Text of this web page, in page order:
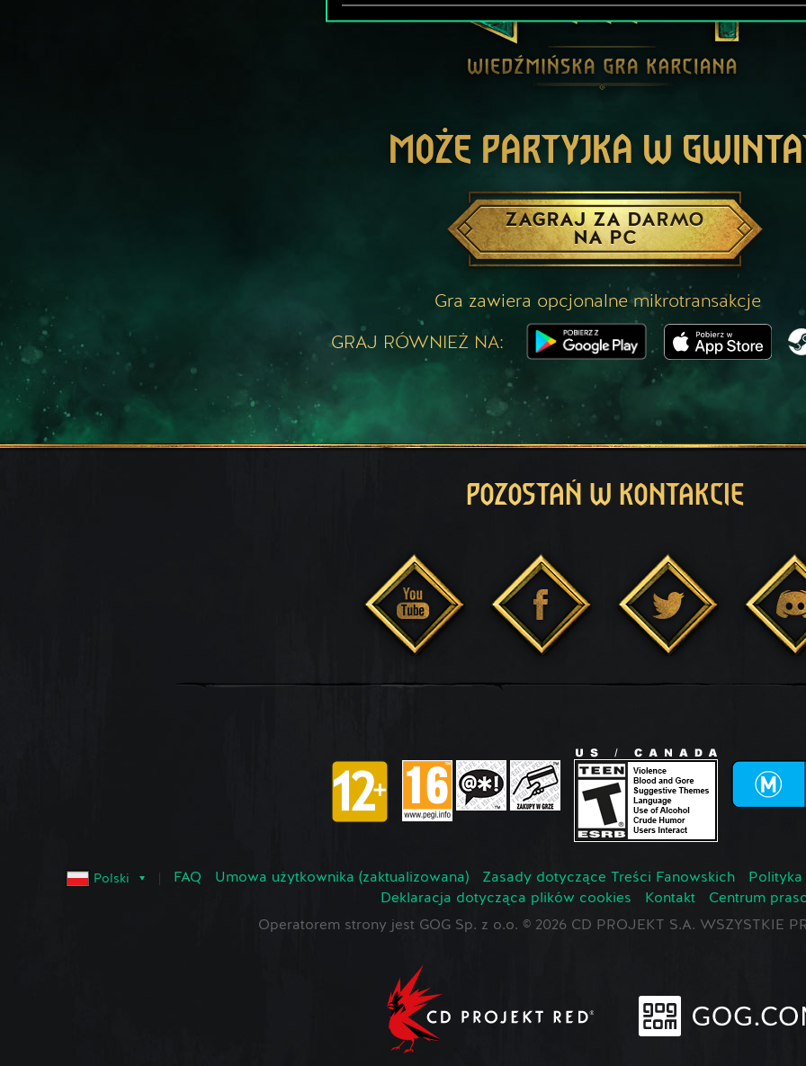
MOŻE PARTYJKA W
ZAGRAJ ZA DARMO
NA PC
Gra zawiera opcjonalne mikrotransakcje
GRAJ RÓWNIEŻ NA:
POZOSTAŃ W KONTAKCIE
Polski FAQ Umowa użytkownika (zaktualizowana) Zasady dotyczące Treści Fanowskich
Deklaracja dotycząca plików cookies
Kontakt
Centrum
Operatorem strony jest GOG Sp. z o.o. © 2026 CD PROJEKT S.A. WSZYSTKIE